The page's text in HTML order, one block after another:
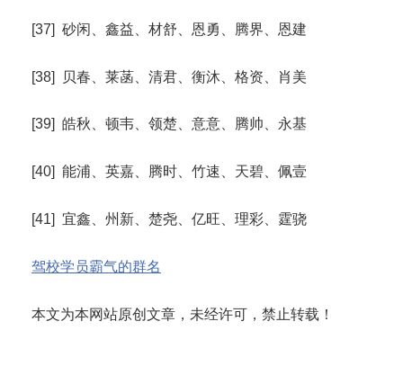
[37] 砂闲、鑫益、材舒、恩勇、腾界、恩建
[38] 贝春、莱菡、清君、衡沐、格资、肖美
[39] 皓秋、顿韦、领楚、意意、腾帅、永基
[40] 能浦、英嘉、腾时、竹速、天碧、佩壹
[41] 宜鑫、州新、楚尧、亿旺、理彩、霆骁
驾校学员霸气的群名
本文为本网站原创文章，未经许可，禁止转载！